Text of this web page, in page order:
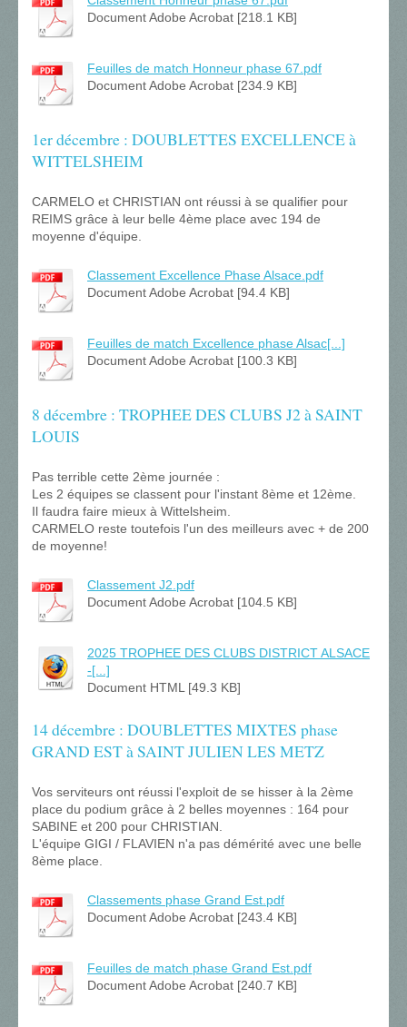
Document Adobe Acrobat [218.1 KB]
Feuilles de match Honneur phase 67.pdf
Document Adobe Acrobat [234.9 KB]
1er décembre : DOUBLETTES EXCELLENCE à
WITTELSHEIM
CARMELO et CHRISTIAN ont réussi à se qualifier pour
REIMS grâce à leur belle 4ème place avec 194 de
moyenne d'équipe.
Classement Excellence Phase Alsace.pdf
Document Adobe Acrobat [94.4 KB]
Feuilles de match Excellence phase Alsac[...]
Document Adobe Acrobat [100.3 KB]
8 décembre : TROPHEE DES CLUBS J2 à SAINT
LOUIS
Pas terrible cette 2ème journée :
Les 2 équipes se classent pour l'instant 8ème et 12ème.
Il faudra faire mieux à Wittelsheim.
CARMELO reste toutefois l'un des meilleurs avec + de 200
de moyenne!
Classement J2.pdf
Document Adobe Acrobat [104.5 KB]
2025 TROPHEE DES CLUBS DISTRICT ALSACE
-[...]
Document HTML [49.3 KB]
14 décembre : DOUBLETTES MIXTES phase
GRAND EST à SAINT JULIEN LES METZ
Vos serviteurs ont réussi l'exploit de se hisser à la 2ème
place du podium grâce à 2 belles moyennes : 164 pour
SABINE et 200 pour CHRISTIAN.
L'équipe GIGI / FLAVIEN n'a pas démérité avec une belle
8ème place.
Classements phase Grand Est.pdf
Document Adobe Acrobat [243.4 KB]
Feuilles de match phase Grand Est.pdf
Document Adobe Acrobat [240.7 KB]